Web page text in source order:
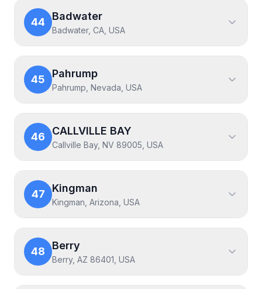
44 Badwater
Badwater, CA, USA
45 Pahrump
Pahrump, Nevada, USA
46 CALLVILLE BAY
Callville Bay, NV 89005, USA
47 Kingman
Kingman, Arizona, USA
48 Berry
Berry, AZ 86401, USA